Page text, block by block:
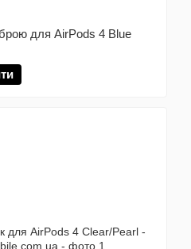
для AirPods 4 Blue